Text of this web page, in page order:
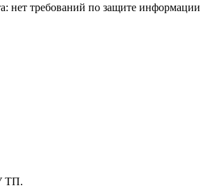
нет требований по защите
ТП.